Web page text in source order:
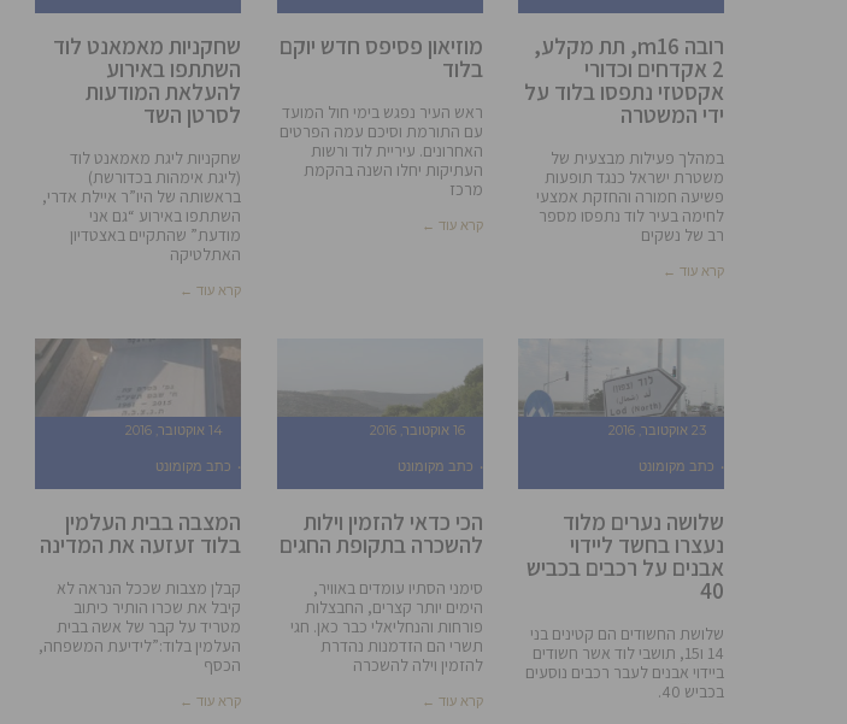
רובה m16, תת מקלע,
2 אקדחים וכדורי
אקסטזי נתפסו בלוד על
ידי המשטרה
במהלך פעילות מבצעית של
משטרת ישראל כנגד תופעות
פשיעה חמורה והחזקת אמצעי
לחימה בעיר לוד נתפסו מספר
רב של נשקים
קרא עוד ←
מוזיאון פסיפס חדש יוקם
בלוד
ראש העיר נפגש בימי חול המועד
עם התורמת וסיכם עמה הפרטים
האחרונים. עיריית לוד ורשות
העתיקות יחלו השנה בהקמת
מרכז
קרא עוד ←
שחקניות מאמאנט לוד
השתתפו באירוע
להעלאת המודעות
לסרטן השד
שחקניות ליגת מאמאנט לוד
(ליגת אימהות בכדורשת)
בראשותה של היו”ר איילת אדרי,
השתתפו באירוע “גם אני
מודעת” שהתקיים באצטדיון
האתלטיקה
קרא עוד ←
23 אוקטובר, 2016
כתב מקומונט
שלושה נערים מלוד
נעצרו בחשד ליידוי
אבנים על רכבים בכביש
40
שלושת החשודים הם קטינים בני
14 ו15, תושבי לוד אשר חשודים
ביידוי אבנים לעבר רכבים נוסעים
בכביש 40.
16 אוקטובר, 2016
כתב מקומונט
הכי כדאי להזמין וילות
להשכרה בתקופת החגים
סימני הסתיו עומדים באוויר,
הימים יותר קצרים, החבצלות
פורחות והנחליאלי כבר כאן. חגי
תשרי הם הזדמנות נהדרת
להזמין וילה להשכרה
קרא עוד ←
14 אוקטובר, 2016
כתב מקומונט
המצבה בבית העלמין
בלוד זעזעה את המדינה
קבלן מצבות שככל הנראה לא
קיבל את שכרו הותיר כיתוב
מטריד על קבר של אשה בבית
העלמין בלוד:”לידיעת המשפחה,
הכסף
קרא עוד ←